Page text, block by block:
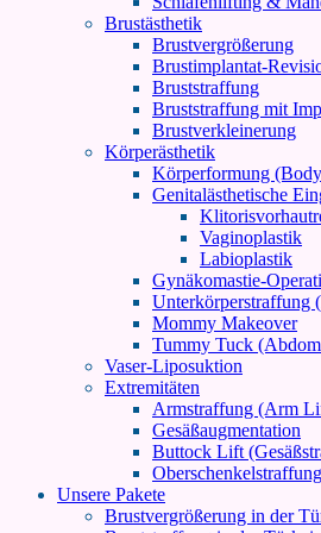
Brustästhetik
Brustvergrößerung
Brustimplantat-
Bruststraffung
Bruststraffung mit
Brustverkleinerung
Körperästhetik
Körperformung
Genitalästhetische
Vaginoplastik
Labioplastik
Gynäkomastie-
Mommy Makeover
Tummy Tuck
Vaser-Liposuktion
Extremitäten
Armstraffung (Arm
Gesäßaugmentation
Buttock Lift
Oberschenkelstraffung
Unsere Pakete
Brustvergrößerung in der